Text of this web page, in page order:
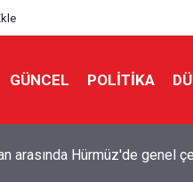
GÜNCEL POLITIKA
kurulan koalisyonda